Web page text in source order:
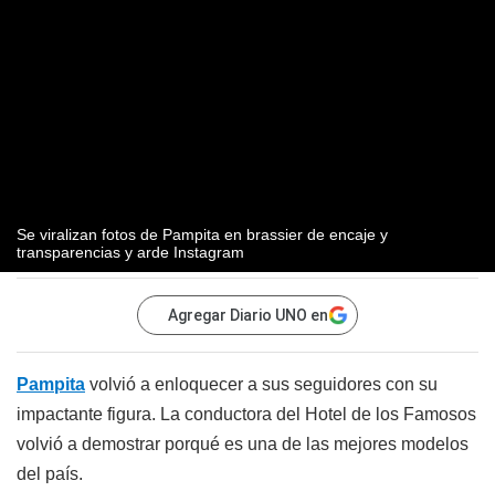
Se viralizan fotos de Pampita en brassier de encaje y
transparencias y arde Instagram
Agregar Diario UNO en
Pampita volvió a enloquecer a sus seguidores con su
impactante figura. La conductora del Hotel de los Famosos
volvió a demostrar porqué es una de las mejores modelos
del país.